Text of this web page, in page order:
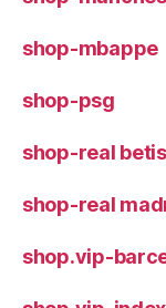
shop-mbappe
shop-psg
shop-real betis
shop-real
shop.vip-